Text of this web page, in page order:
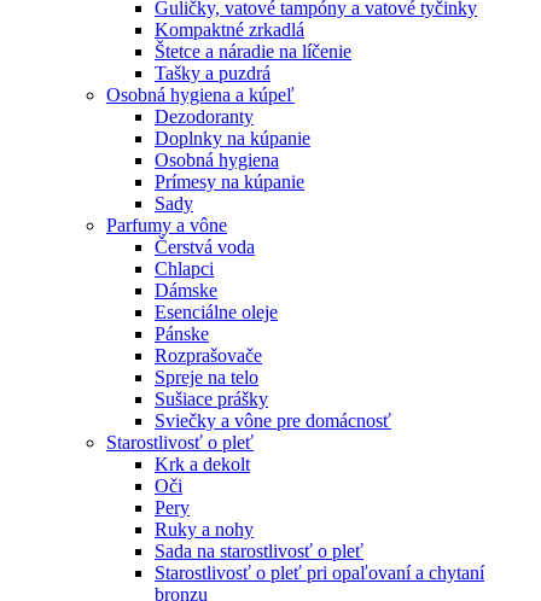
Guličky, vatové tampóny a vatové tyčinky
Kompaktné zrkadlá
Štetce a náradie na líčenie
Tašky a puzdrá
Osobná hygiena a kúpeľ
Dezodoranty
Doplnky na kúpanie
Osobná hygiena
Prímesy na kúpanie
Sady
Parfumy a vône
Čerstvá voda
Chlapci
Dámske
Esenciálne oleje
Pánske
Rozprašovače
Spreje na telo
Sušiace prášky
Sviečky a vône pre domácnosť
Starostlivosť o pleť
Krk a dekolt
Oči
Pery
Ruky a nohy
Sada na starostlivosť o pleť
Starostlivosť o pleť pri opaľovaní a chytaní
bronzu